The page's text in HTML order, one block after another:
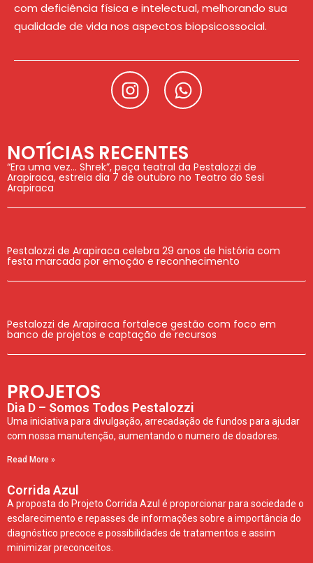
com deficiência física e intelectual, melhorando sua
qualidade de vida nos aspectos biopsicossocial.
NOTÍCIAS RECENTES
“Era uma vez… Shrek”, peça teatral da Pestalozzi de
Arapiraca, estreia dia 7 de outubro no Teatro do Sesi
Arapiraca
Pestalozzi de Arapiraca celebra 29 anos de história com
festa marcada por emoção e reconhecimento
Pestalozzi de Arapiraca fortalece gestão com foco em
banco de projetos e captação de recursos
PROJETOS
Dia D – Somos Todos Pestalozzi
Uma iniciativa para divulgação, arrecadação de fundos para ajudar
com nossa manutenção, aumentando o numero de doadores.
Read More »
Corrida Azul
A proposta do Projeto Corrida Azul é proporcionar para sociedade o
esclarecimento e repasses de informações sobre a importância do
diagnóstico precoce e possibilidades de tratamentos e assim
minimizar preconceitos.